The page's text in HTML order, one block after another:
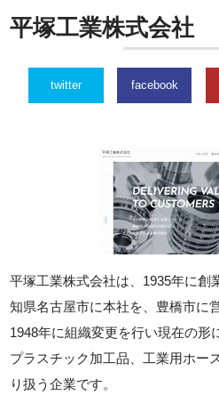
平塚工業株式会社
twitter facebook
平塚工業株式会社は、1935年に創
知県名古屋市に本社を、豊橋市に
1948年に組織変更を行い現在の形
プラスチック加工品、工業用ホー
り扱う企業です。